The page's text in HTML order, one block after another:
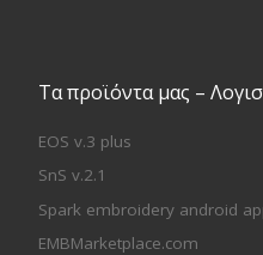
Τα προϊόντα μας –
EOS v.3 plus
SnS v.2.1
Spark embroidery android
EMBMarketplace.com